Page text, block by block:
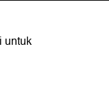
untuk